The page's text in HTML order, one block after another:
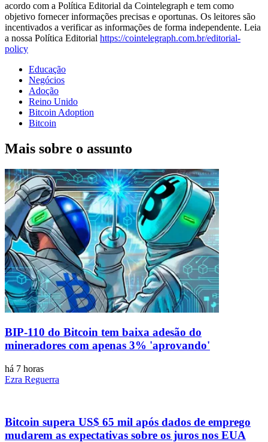
acordo com a Política Editorial da Cointelegraph e tem como
objetivo fornecer informações precisas e oportunas. Os leitores são
incentivados a verificar as informações de forma independente. Leia
a nossa Política Editorial https://cointelegraph.com.br/editorial-
policy
Educação
Negócios
Adoção
Reino Unido
Bitcoin Adoption
Bitcoin
Mais sobre o assunto
BIP-110 do Bitcoin tem baixa adesão do
mineradores com apenas 3% 'aprovando'
há 7 horas
Ezra Reguerra
Bitcoin supera US$ 65 mil após dados de emprego
mudarem as expectativas sobre os juros nos EUA